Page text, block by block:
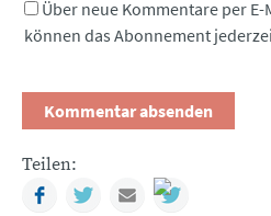
Über neue Kommentare per
können das Abonnement
Teilen:
FacebookTwitterMail